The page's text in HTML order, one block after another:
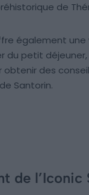
de
également
du petit
des
Santorin.
de l’Iconic